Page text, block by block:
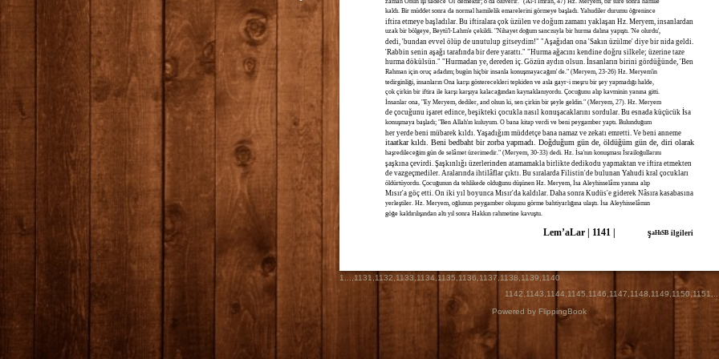
Lem’aLar | 1141 | şaHıSB ilgileri
kaldı. Bir müddet sonra da normal hamilelik emarelerini görmeye başladı. Yahudiler durumu öğrenince
iftira etmeye başladılar. Bu iftiralara çok üzülen ve doğum zamanı yaklaşan Hz. Meryem, insanlardan
uzak bir bölgeye, Beytü'l-Lahm'e çekildi. "Nihayet doğum sancısıyla bir hurma dalına yapıştı. 'Ne olurdu',
dedi, 'bundan evvel ölüp de unutulup gitseydim!" "Aşağıdan ona 'Sakın üzülme' diye bir nida geldi.
'Rabbin senin aşağı tarafında bir dere yarattı." "Hurma ağacını kendine doğru silkele; üzerine taze
hurma dökülsün." "Hurmadan ye, dereden iç. Gözün aydın olsun. İnsanların birini gördüğünde, 'Ben
Rahman için oruç adadım; bugün hiçbir insanla konuşmayacağım' de." (Meryem, 23-26) Hz. Meryem'in
tedirginliği, insanların Ona karşı gösterecekleri tepkiden ve asla gayr-i meşru bir şey yapmadığı halde,
çok çirkin bir iftira ile karşı karşıya kalacağından kaynaklanıyordu. Çocuğunu alıp kavminin yanına gitti.
İnsanlar ona, "Ey Meryem, dediler, and olsun ki, sen çirkin bir şeyle geldin." (Meryem, 27). Hz. Meryem
de çocuğunu işaret edince, beşikteki çocukla nasıl konuşacaklarını sordular. Bu esnada küçücük İsa
konuşmaya başladı; "Ben Allah'ın kuluyum. O bana kitap verdi ve beni peygamber yaptı. Bulunduğum
her yerde beni mübarek kıldı. Yaşadığım müddetçe bana namaz ve zekatı emretti. Ve beni anneme
itaatkar kıldı. Beni bedbaht bir zorba yapmadı. Doğduğum gün de, öldüğüm gün de, diri olarak
haşredileceğim gün de selâmet üzerimedir." (Meryem, 30-33) dedi. Hz. İsa'nın konuşması İsrailoğullarını
şaşkına çevirdi. Şaşkınlığı üzerlerinden atamamakla birlikte dedikodu yapmaktan ve iftira etmekten
de vazgeçmediler. Aralarında ihtilâflar çıktı. Bu sıralarda Filistin'de bulunan Yahudi kral çocukları
öldürtüyordu. Çocuğunun da tehlikede olduğunu düşünen Hz. Meryem, İsa Aleyhisselâmı yanına alıp
Mısır'a göç etti. On iki yıl boyunca Mısır'da kaldılar. Daha sonra Kudüs'e giderek Nâsıra kasabasına
yerleştiler. Hz. Meryem, oğlunun peygamber oluşunu görme bahtiyarlığına ulaştı. İsa Aleyhisselâmın
göğe kaldırılışından altı yıl sonra Hakkın rahmetine kavuştu.
1 ...,1131 1132 1133 1134, 1135 1136 1137 1138 1139 1140
1142 1143 1144, 1145 1146 1147 1148 1149 1150 1151
Powered by FlippingBook